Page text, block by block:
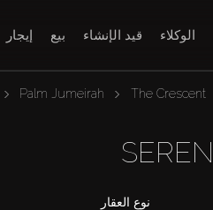
إيجار بيع قيد الإنشاء الوكلاء
Palm Jumeirah The Crescent
نوع العقار